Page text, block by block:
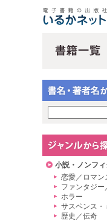
小説・ノンフ
恋愛／ロマン
ファンタジー
ホラー
サスペンス・
歴史／伝奇